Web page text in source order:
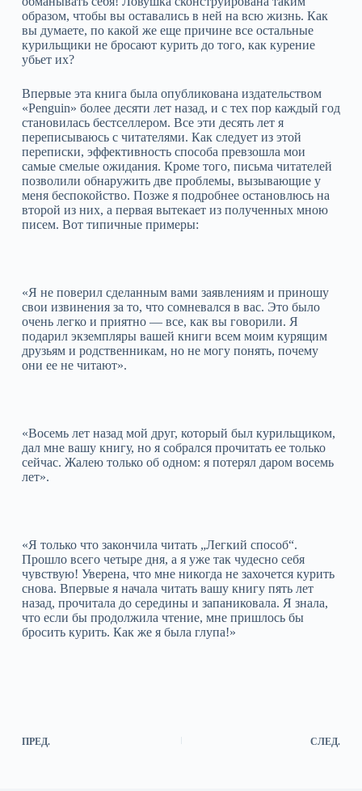
образом, чтобы вы оставались в ней на всю жизнь. Как
вы думаете, по какой же еще причине все остальные
курильщики не бросают курить до того, как курение
убьет их?
Впервые эта книга была опубликована издательством
«Penguin» более десяти лет назад, и с тех пор каждый год
становилась бестселлером. Все эти десять лет я
переписываюсь с читателями. Как следует из этой
переписки, эффективность способа превзошла мои
самые смелые ожидания. Кроме того, письма читателей
позволили обнаружить две проблемы, вызывающие у
меня беспокойство. Позже я подробнее остановлюсь на
второй из них, а первая вытекает из полученных мною
писем. Вот типичные примеры:
«Я не поверил сделанным вами заявлениям и приношу
свои извинения за то, что сомневался в вас. Это было
очень легко и приятно — все, как вы говорили. Я
подарил экземпляры вашей книги всем моим курящим
друзьям и родственникам, но не могу понять, почему
они ее не читают».
«Восемь лет назад мой друг, который был курильщиком,
дал мне вашу книгу, но я собрался прочитать ее только
сейчас. Жалею только об одном: я потерял даром восемь
лет».
«Я только что закончила читать „Легкий способ“.
Прошло всего четыре дня, а я уже так чудесно себя
чувствую! Уверена, что мне никогда не захочется курить
снова. Впервые я начала читать вашу книгу пять лет
назад, прочитала до середины и запаниковала. Я знала,
что если бы продолжила чтение, мне пришлось бы
бросить курить. Как же я была глупа!»
ПРЕД. СЛЕД.